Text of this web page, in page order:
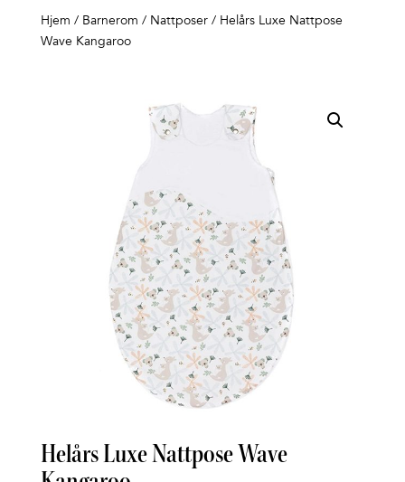
Hjem / Barnerom / Nattposer/ Helårs Luxe Nattpose
Wave Kangaroo
Helårs Luxe Nattpose Wave